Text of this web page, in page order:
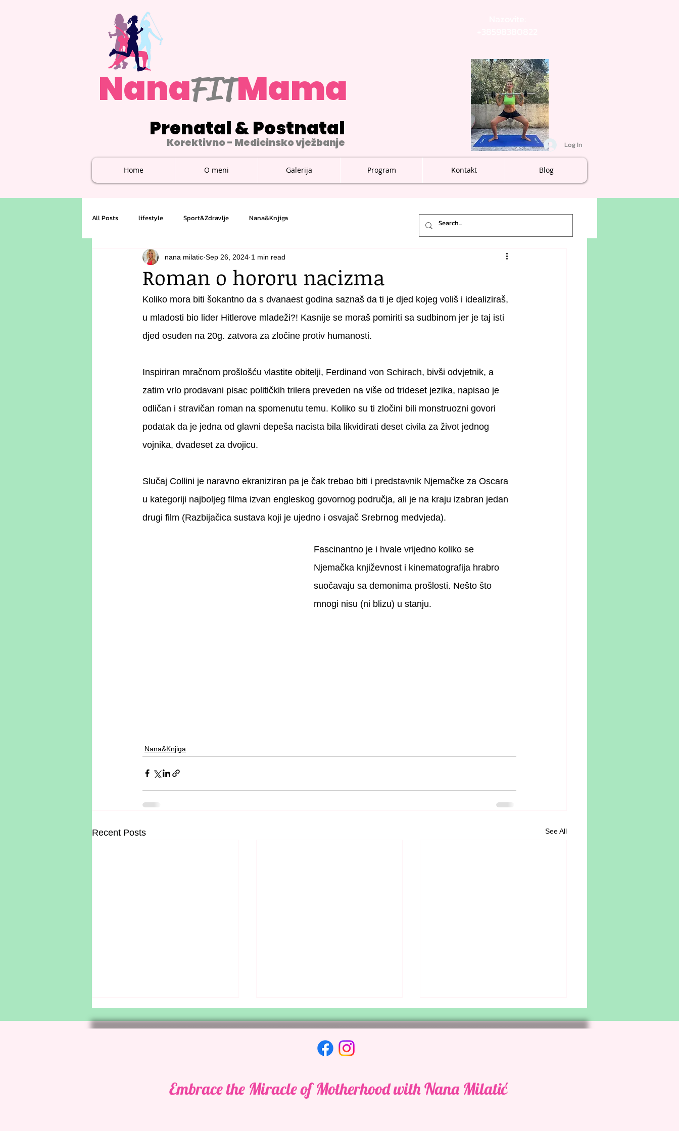
NanaFITMama
Prenatal & Postnatal
Korektivno - Medicinsko vježbanje
Home O meni Galerija Program Kontakt Blog
All Posts lifestyle Sport&Zdravlje Nana&Knjiga
Roman o hororu nacizma
nana milatic Sep 26, 2024 1 min read
Koliko mora biti šokantno da s dvanaest godina saznaš da ti je djed kojeg voliš i idealiziraš,
u mladosti bio lider Hitlerove mladeži?! Kasnije se moraš pomiriti sa sudbinom jer je taj isti
djed osuđen na 20g. zatvora za zločine protiv humanosti.
Inspiriran mračnom prošlošću vlastite obitelji, Ferdinand von Schirach, bivši odvjetnik, a
zatim vrlo prodavani pisac političkih trilera preveden na više od trideset jezika, napisao je
odličan i stravičan roman na spomenutu temu. Koliko su ti zločini bili monstruozni govori
podatak da je jedna od glavni depeša nacista bila likvidirati deset civila za život jednog
vojnika, dvadeset za dvojicu.
Slučaj Collini je naravno ekraniziran pa je čak trebao biti i predstavnik Njemačke za Oscara
u kategoriji najboljeg filma izvan engleskog govornog područja, ali je na kraju izabran jedan
drugi film (Razbijačica sustava koji je ujedno i osvajač Srebrnog medvjeda).
Fascinantno je i hvale vrijedno koliko se
Njemačka književnost i kinematografija hrabro
suočavaju sa demonima prošlosti. Nešto što
mnogi nisu (ni blizu) u stanju.
Nana&Knjiga
Recent Posts See All
Kada prestaje žrtva za
Da li ljubav traje tri godine?
Fascinantni memoari jedne
Log In
Embrace the Miracle of Motherhood with Nana Milatić